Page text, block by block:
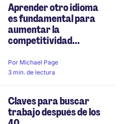
Aprender otro idioma
es fundamental para
aumentar la
competitividad...
Por Michael Page
3 min. de lectura
Claves para buscar
trabajo después de los